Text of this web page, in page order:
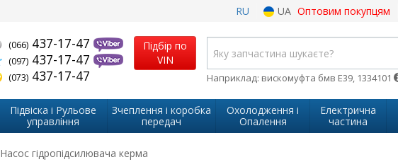
RU UA Оптовим покупцям
(066) 437-17-47
(097) 437-17-47
(073) 437-17-47
Підбір по
VIN
Наприклад: вискомуфта бмв Е39, 1334101
Підвіска і Рульове
управління
Зчеплення і коробка
передач
Охолодження і
Опалення
Електрична
частина
Насос гідропідсилювача керма